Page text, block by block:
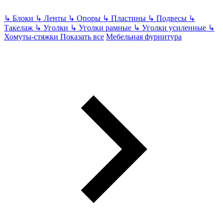
↳ Блоки ↳ Ленты ↳ Опоры ↳ Пластины ↳ Подвесы ↳
Такелаж ↳ Уголки ↳ Уголки рамные ↳ Уголки усиленные ↳
Хомуты-стяжки Показать все Мебельная фурнитура